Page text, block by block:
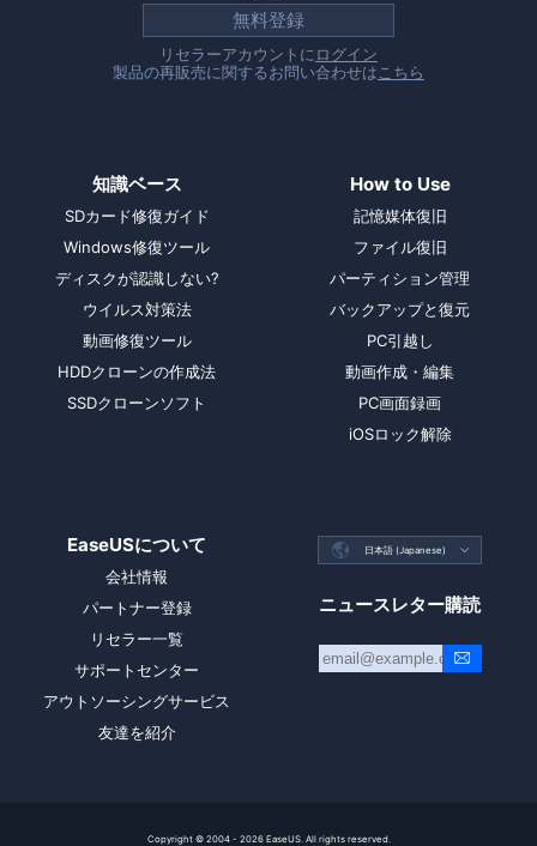
無料登録
リセラーアカウントに ログイン
製品の再販売に関するお問い合わせは こちら
知識ベース
SDカード修復ガイド
Windows修復ツール
ディスクが認識しない?
ウイルス対策法
動画修復ツール
HDDクローンの作成法
SSDクローンソフト
How to Use
記憶媒体復旧
ファイル復旧
パーティション管理
バックアップと復元
PC引越し
動画作成・編集
PC画面録画
iOSロック解除
EaseUSについて
会社情報
パートナー登録
リセラー一覧
サポートセンター
アウトソーシングサービス
友達を紹介
 日本語 (Japanese) 
ニュースレター購読
Copyright © 2004 - 2026EaseUS. All rights reserved.